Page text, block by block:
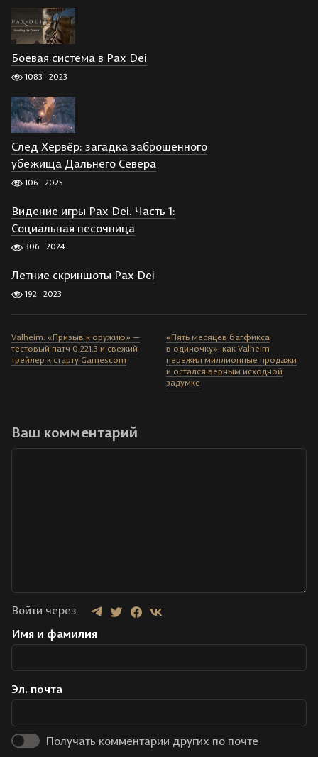
Боевая система в Pax Dei
1083 2023
След Хервёр: загадка заброшенного
убежища Дальнего Севера
106 2025
Видение игры Pax Dei. Часть 1:
Социальная песочница
306 2024
Летние скриншоты Pax Dei
192 2023
Valheim: «Призыв к оружию» —
тестовый патч 0.221.3 и свежий
трейлер к старту Gamescom
«Пять месяцев багфикса
в одиночку»: как Valheim
пережил миллионные продажи
и остался верным исходной
задумке
Ваш комментарий
Войти через
Имя и фамилия
Эл. почта
Получать комментарии других по почте